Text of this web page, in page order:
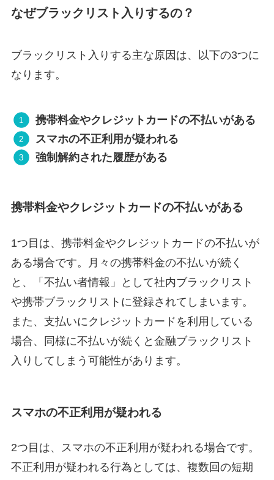
なぜブラックリスト入りするの？
ブラックリスト入りする主な原因は、以下の3つに
なります。
携帯料金やクレジットカードの不払いがある
スマホの不正利用が疑われる
強制解約された履歴がある
携帯料金やクレジットカードの不払いがある
1つ目は、携帯料金やクレジットカードの不払いが
ある場合です。月々の携帯料金の不払いが続く
と、「不払い者情報」として社内ブラックリスト
や携帯ブラックリストに登録されてしまいます。
また、支払いにクレジットカードを利用している
場合、同様に不払いが続くと金融ブラックリスト
入りしてしまう可能性があります。
スマホの不正利用が疑われる
2つ目は、スマホの不正利用が疑われる場合です。
不正利用が疑われる行為としては、複数回の短期